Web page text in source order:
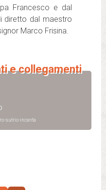
Francesco e dal
diretto dal maestro
Marco Frisina.
e collegamenti
sutrio-incanta